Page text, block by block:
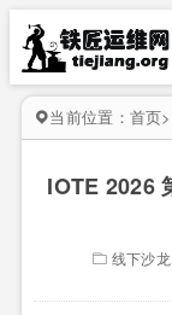
当前位置： 首页>
IOTE 2026
线下沙龙